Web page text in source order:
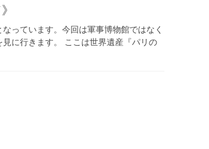
っています。今回は軍事博物館ではなく
に行きます。 ここは世界遺産『パリの